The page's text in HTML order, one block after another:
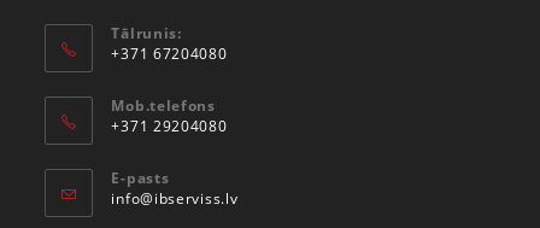
Tālrunis:
+371 67204080
Mob.telefons
+371 29204080
E-pasts
info@ibserviss.lv